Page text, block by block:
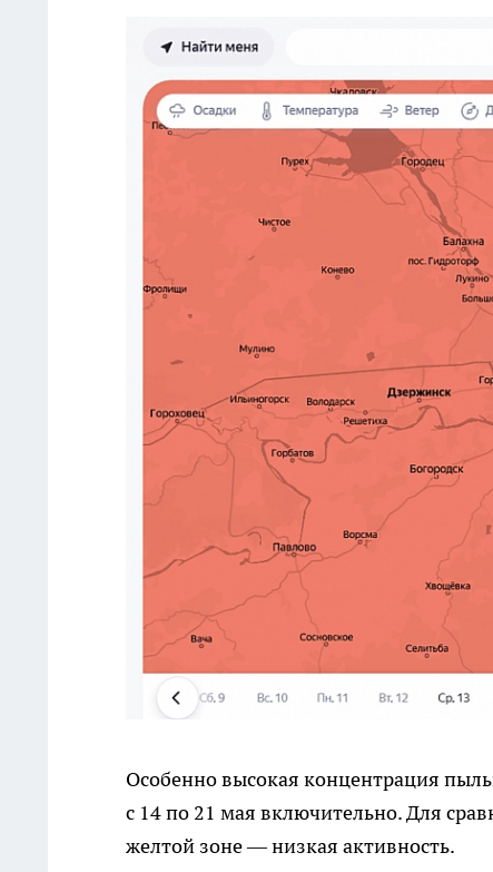
Особенно высокая концентрация
с 14 по 21 мая включительно. Для
желтой зоне — низкая активность.